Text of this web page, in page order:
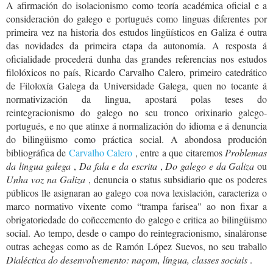
A afirmación do isolacionismo como teoría académica oficial e a
consideración do galego e portugués como linguas diferentes por
primeira vez na historia dos estudos lingüísticos en Galiza é outra
das novidades da primeira etapa da autonomía. A resposta á
oficialidade procederá dunha das grandes referencias nos estudos
filolóxicos no país, Ricardo Carvalho Calero, primeiro catedrático
de Filoloxía Galega da Universidade Galega, quen no tocante á
normativización da lingua, apostará polas teses do
reintegracionismo do galego no seu tronco orixinario galego-
portugués, e no que atinxe á normalización do idioma e á denuncia
do bilingüismo como práctica social. A abondosa produción
bibliográfica de Carvalho Calero , entre a que citaremos Problemas
da lingua galega , Da fala e da escrita, Do galego e da Galiza ou
Unha voz na Galiza , denuncia o status subsidiario que os poderes
públicos lle asignaran ao galego coa nova lexislación, caracteriza o
marco normativo vixente como “trampa farisea" ao non fixar a
obrigatoriedade do coñecemento do galego e critica ao bilingüismo
social. Ao tempo, desde o campo do reintegracionismo, sinaláronse
outras achegas como as de Ramón López Suevos, no seu traballo
Dialéctica do desenvolvemento: naçom, língua, classes sociais .